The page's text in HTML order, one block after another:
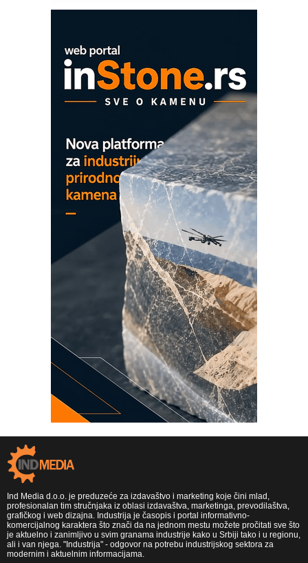
Proizvodnja iC7 Hybrid 1500 VDC
COMBYPACK
EVOKS Maintenance Management
ROSA i SCHUNK podižu proizvodnju
Detekcija različitih oblika
Ind Media d.o.o. je preduzeće za izdavaštvo i marketing koje čini mlad,
profesionalan tim stručnjaka iz oblasi izdavaštva, marketinga, prevodilaštva,
grafičkog i web dizajna. Industrija je časopis i portal informativno-
komercijalnog karaktera što znači da na jednom mestu možete pročitati sve što
je aktuelno i zanimljivo u svim granama industrije kako u Srbiji tako i u regionu,
ali i van njega. "Industrija" - odgovor na potrebu industrijskog sektora za
modernim i aktuelnim informacijama.